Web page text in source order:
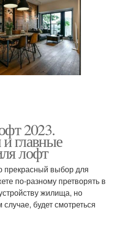
2023.
главные
лофт
прекрасный выбор для
по-разному претворять в
жилища, но
будет смотреться